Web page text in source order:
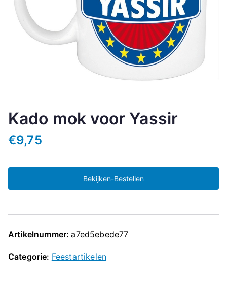
Kado mok voor Yassir
€9,75
Bekijken-Bestellen
Artikelnummer:a7ed5ebede77
Categorie: Feestartikelen